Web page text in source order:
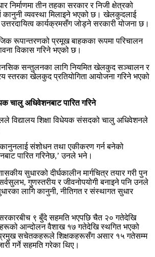
निर्माणमा तीन तहका सरकार र निजी क्षेत्रको
कानुनी व्यवस्था मिलाइने भएको छ। खेलकुदलाई
कार्यक्रमसँग जोड्ने सरकारी योजना छ।
रूपान्तरणको प्रमूख बाहकका रूपमा परिचालन
विकास गरिने भएको छ।
सन्तुलनका लागि नियमित खेलकुद सञ्चालन र
स्तरका खेलकुद प्रतियोगिता आयोजना गरिने भएको
चालु अधिवेशनबाट पारित गरिने
विद्यालय शिक्षा विधेयक संसदको चालु अधिवेशनले
कानुनलाई संशोधन तथा एकीकरण गर्न बनेको
पारित गरिनेछ,’ उनले भने।
सुधारको दीर्घकालीन मार्गचित्र तयार गरी पुन
सर्वसुलभ, गुणस्तरीय र जीवनोपयोगी बनाइने पनि उनले
लागि कानुनी, नीतिगत ‍र संस्थागत सुधार
९ बुँदे सहमति भएपछि चैत २० गतेदेखि
आन्दोलन वैशाख १७ गतेदेखि स्थगित भएको
प्रमुख सचेतकहरूले शिक्षकहरूसँग असार १५ गतेसम्म
गर्ने सहमति गरेका थिए।